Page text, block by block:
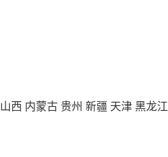
山西 内蒙古 贵州 新疆 天津黑龙江